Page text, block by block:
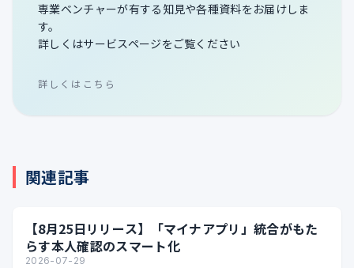
専業ベンチャーが有する知見や各種資料をお届けしま
す。
詳しくはサービスページをご覧ください
詳しくはこちら
関連記事
【8月25日リリース】「マイナアプリ」統合がもた
らす本人確認のスマート化
2026-07-29